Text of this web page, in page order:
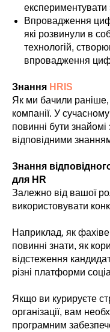
Впровадження
які розвинули в
технологій,
впровадження
Знання HRIS
Як ми бачили
компанії. У
повинні бути
відповідними
Знання
для HR
Залежно від вашої
використовувати
Наприклад, як
повинні знати, як
відстеження
різні платформи
Якщо ви курируєте
організації, вам
програмним